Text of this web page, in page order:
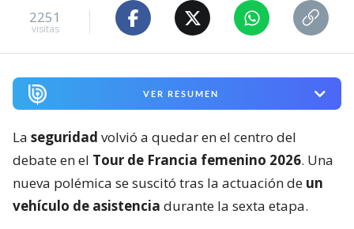
2251
visitas
VER RESUMEN
La seguridad volvió a quedar en el centro del
debate en el Tour de Francia femenino 2026. Una
nueva polémica se suscitó tras la actuación de un
vehículo de asistencia durante la sexta etapa.